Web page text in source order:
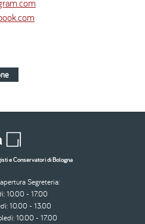
e Conservatori di Bologna
Segreteria:
10.00 - 17.00
10.00 - 13.00
10.00 - 17.00